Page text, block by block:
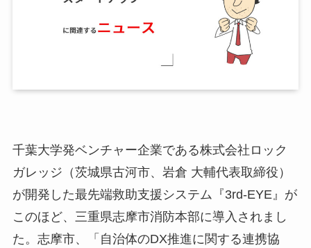
千葉大学発ベンチャー企業である株式会社ロック
ガレッジ（茨城県古河市、岩倉 大輔代表取締役）
が開発した最先端救助支援システム『3rd-EYE』が
このほど、三重県志摩市消防本部に導入されまし
た。志摩市、「自治体のDX推進に関する連携協